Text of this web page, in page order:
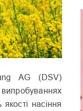
AG (DSV)
насіння